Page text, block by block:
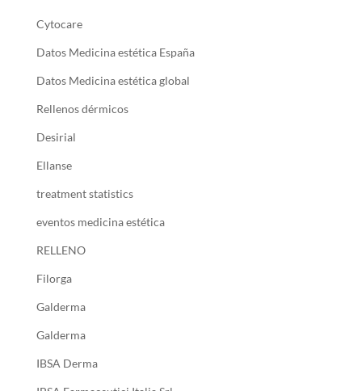
Cytocare
Datos Medicina estética España
Datos Medicina estética global
Rellenos dérmicos
Desirial
Ellanse
treatment statistics
eventos medicina estética
RELLENO
Filorga
Galderma
Galderma
IBSA Derma